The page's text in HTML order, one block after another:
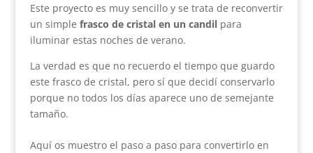
Este proyecto es muy sencillo y se trata de reconvertir
un simple frasco de cristal en un candilpara
iluminar estas noches de verano.
La verdad es que no recuerdo el tiempo que guardo
este frasco de cristal, pero sí que decidí conservarlo
porque no todos los días aparece uno de semejante
tamaño.
Aquí os muestro el paso a paso para convertirlo en